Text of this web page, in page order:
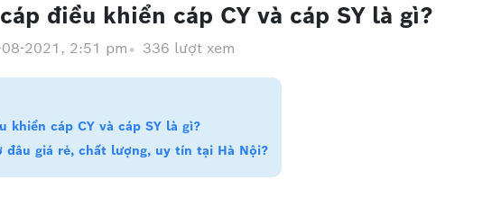
điều khiển cáp CY và cáp SY là gì?
08-2021, 2:51 pm 336 lượt xem
khiển cáp CY và cáp SY là gì?
đâu giá rẻ, chất lượng, uy tín tại Hà Nội?